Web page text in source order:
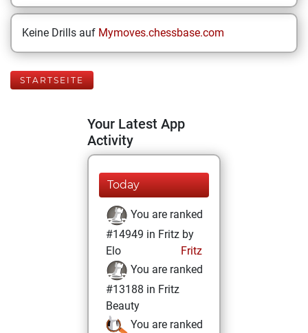
Keine Drills auf Mymoves.chessbase.com
STARTSEITE
Your Latest App
Activity
Today
You are ranked
#14949 in Fritz by
Elo
Fritz
You are ranked
#13188 in Fritz
Beauty
You are ranked